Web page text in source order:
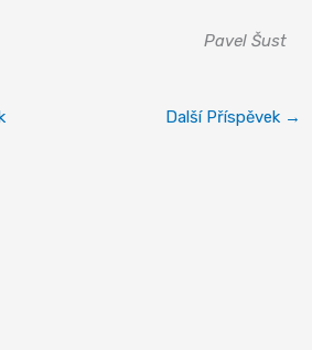
Pavel Šust
Další Příspěvek →